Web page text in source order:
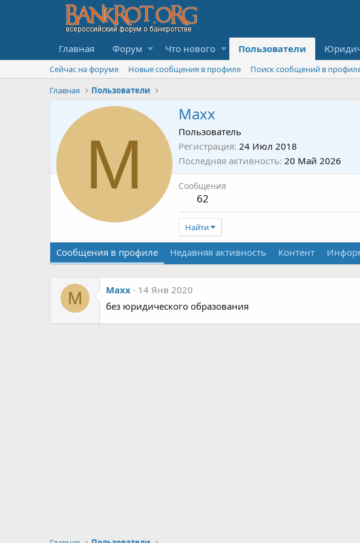
Главная Форум Что нового Пользователи
Сейчас на форуме Новые сообщения в профиле
Поиск сообщений в
Главная
Пользователи
M
Maxx
Пользователь
Регистрация 24 Июл 2018
Последняя активность 20 Май 2026
Сообщения
62
Найти
Сообщения в профиле Недавняя активность Контент
M Maxx
14 Янв 2020
без юридического образования